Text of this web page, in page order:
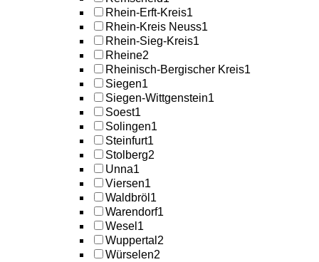
Rhein-Erft-Kreis1
Rhein-Kreis Neuss1
Rhein-Sieg-Kreis1
Rheine2
Rheinisch-Bergischer Kreis1
Siegen1
Siegen-Wittgenstein1
Soest1
Solingen1
Steinfurt1
Stolberg2
Unna1
Viersen1
Waldbröl 1
Warendorf1
Wesel 1
Wuppertal 2
Würselen2